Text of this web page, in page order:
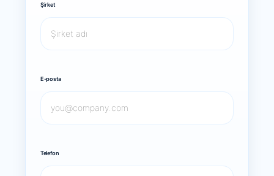
Şirket
E-posta
Telefon